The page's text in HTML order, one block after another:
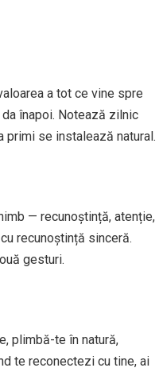
a tot ce vine spre
înapoi. Notează zilnic
primi se instalează natural.
— recunoștință, atenție,
recunoștință sinceră.
gesturi.
plimbă-te în natură,
te reconectezi cu tine, ai